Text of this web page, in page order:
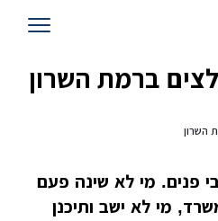
ברמת השרון
השרון
פנים. מי לא שינה פעם
מי לא ישב ותיכנן